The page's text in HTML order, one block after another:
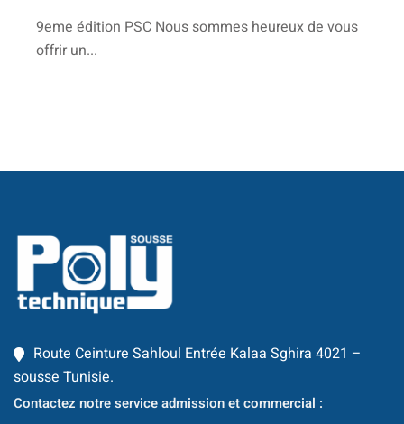
9eme édition PSC Nous sommes heureux de vous
offrir un...
Route Ceinture Sahloul Entrée Kalaa Sghira 4021 –
sousse Tunisie.
Contactez notre service admission et commercial :